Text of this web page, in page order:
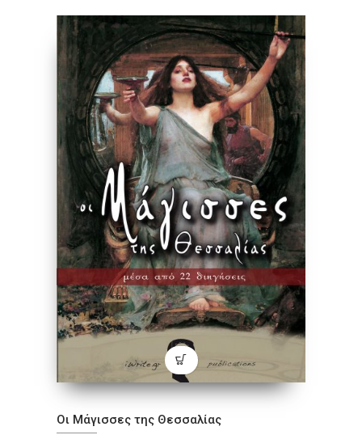
Οι Μάγισσες της Θεσσαλίας